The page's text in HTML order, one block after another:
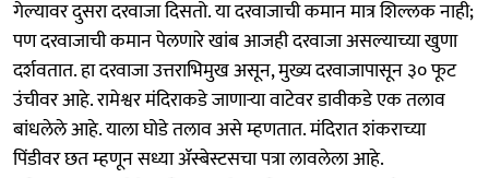
गेल्यावर दुसरा दरवाजा दिसतो. या दरवाजाची कमान मात्र शिल्लक नाही;
पण दरवाजाची कमान पेलणारे खांब आजही दरवाजा असल्याच्या खुणा
दर्शवतात. हा दरवाजा उत्तराभिमुख असून, मुख्य दरवाजापासून ३० फूट
उंचीवर आहे. रामेश्वर मंदिराकडे जाणाऱ्या वाटेवर डावीकडे एक तलाव
बांधलेले आहे. याला घोडे तलाव असे म्हणतात. मंदिरात शंकराच्या
पिंडीवर छत म्हणून सध्या ॲस्बेस्टसचा पत्रा लावलेला आहे.